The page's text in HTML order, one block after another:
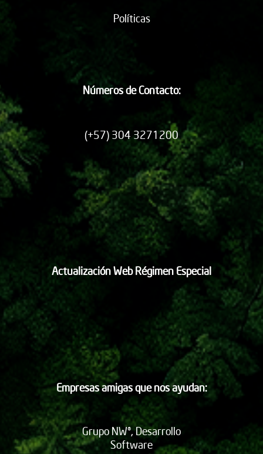
Políticas
Números de Contacto:
(+57) 304 3271200
Actualización Web Régimen Especial
Empresas amigas que nos ayudan:
Grupo NW®, Desarrollo
Software